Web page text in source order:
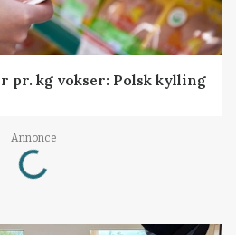
pr. kg vokser: Polsk kylling
Annonce
Loading...